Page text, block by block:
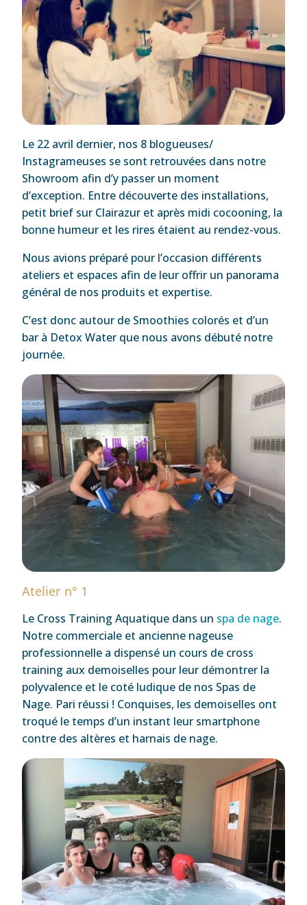
Le 22 avril dernier, nos 8 blogueuses/
Instagrameuses se sont retrouvées dans notre
Showroom afin d’y passer un moment
d’exception. Entre découverte des installations,
petit brief sur Clairazur et après midi cocooning, la
bonne humeur et les rires étaient au rendez-vous.
Nous avions préparé pour l’occasion différents
ateliers et espaces afin de leur offrir un panorama
général de nos produits et expertise.
C’est donc autour de Smoothies colorés et d’un
bar à Detox Water que nous avons débuté notre
journée.
Atelier n° 1
Le Cross Training Aquatique dans un spa de nage.
Notre commerciale et ancienne nageuse
professionnelle a dispensé un cours de cross
training aux demoiselles pour leur démontrer la
polyvalence et le coté ludique de nos Spas de
Nage. Pari réussi ! Conquises, les demoiselles ont
troqué le temps d’un instant leur smartphone
contre des altères et harnais de nage.